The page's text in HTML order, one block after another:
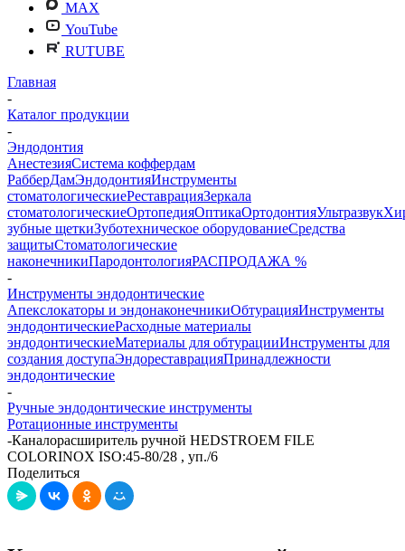
MAX
YouTube
RUTUBE
Главная
-
Каталог продукции
-
Эндодонтия
АнестезияСистема коффердам
РабберДамЭндодонтияИнструменты
стоматологическиеРеставрацияЗеркала
стоматологическиеОртопедияОптикаОртодонтияУльтразвук
зубные щеткиЗуботехническое оборудованиеСредства
защитыСтоматологические
наконечникиПародонтологияРАСПРОДАЖА %
-
Инструменты эндодонтические
Апекслокаторы и эндонаконечникиОбтурацияИнструменты
эндодонтическиеРасходные материалы
эндодонтическиеМатериалы для обтурацииИнструменты для
создания доступаЭндореставрацияПринадлежности
эндодонтические
-
Ручные эндодонтические инструменты
Ротационные инструменты
-Каналорасширитель ручной HEDSTROEM FILE
COLORINOX ISO:45-80/28 , уп./6
Поделиться